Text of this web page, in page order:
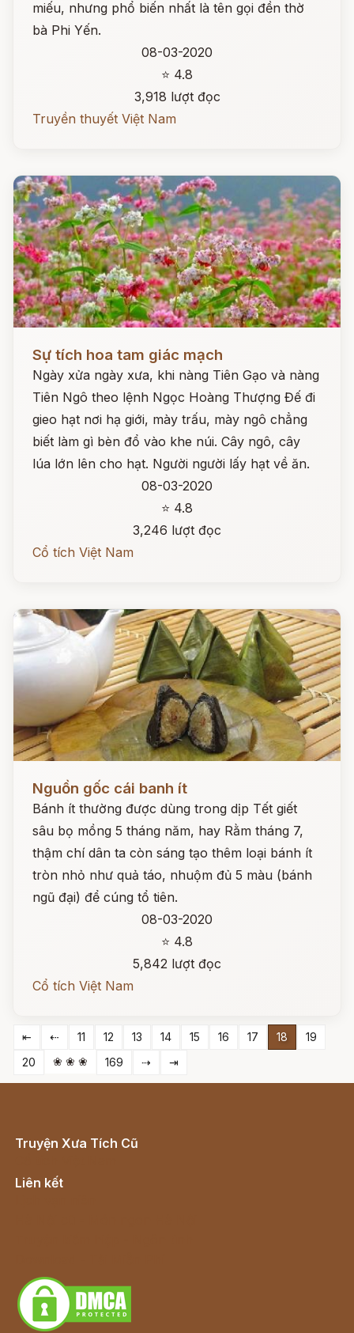
miếu, nhưng phổ biến nhất là tên gọi đền thờ
bà Phi Yến.
08-03-2020
⭐ 4.8
3,918 lượt đọc
Truyền thuyết Việt Nam
Sự tích hoa tam giác mạch
Ngày xửa ngày xưa, khi nàng Tiên Gạo và nàng
Tiên Ngô theo lệnh Ngọc Hoàng Thượng Đế đi
gieo hạt nơi hạ giới, mày trấu, mày ngô chẳng
biết làm gì bèn đổ vào khe núi. Cây ngô, cây
lúa lớn lên cho hạt. Người người lấy hạt về ăn.
08-03-2020
⭐ 4.8
3,246 lượt đọc
Cổ tích Việt Nam
Đọc ngay
Nguồn gốc cái banh ít
Bánh ít thường được dùng trong dịp Tết giết
sâu bọ mồng 5 tháng năm, hay Rằm tháng 7,
thậm chí dân ta còn sáng tạo thêm loại bánh ít
tròn nhỏ như quả táo, nhuộm đủ 5 màu (bánh
ngũ đại) để cúng tổ tiên.
08-03-2020
⭐ 4.8
5,842 lượt đọc
Cổ tích Việt Nam
⇤ ⇠ 11 12 13 14 15 16 17 18
19
20
❀ ❀ ❀ 169 ⇢ ⇥
Truyện Xưa Tích Cũ
Liên kết